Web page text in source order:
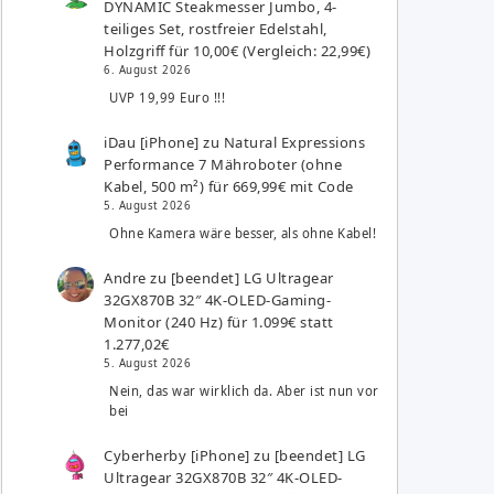
DYNAMIC Steakmesser Jumbo, 4-
teiliges Set, rostfreier Edelstahl,
Holzgriff für 10,00€ (Vergleich: 22,99€)
6. August 2026
UVP 19,99 Euro !!!
iDau [iPhone] zu Natural Expressions
Performance 7 Mähroboter (ohne
Kabel, 500 m²) für 669,99€ mit Code
5. August 2026
Ohne Kamera wäre besser, als ohne Kabel!
Andre zu [beendet] LG Ultragear
32GX870B 32″ 4K-OLED-Gaming-
Monitor (240 Hz) für 1.099€ statt
1.277,02€
5. August 2026
Nein, das war wirklich da. Aber ist nun vor
bei
Cyberherby [iPhone] zu [beendet] LG
Ultragear 32GX870B 32″ 4K-OLED-